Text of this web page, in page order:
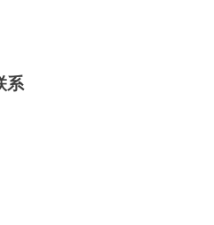
系